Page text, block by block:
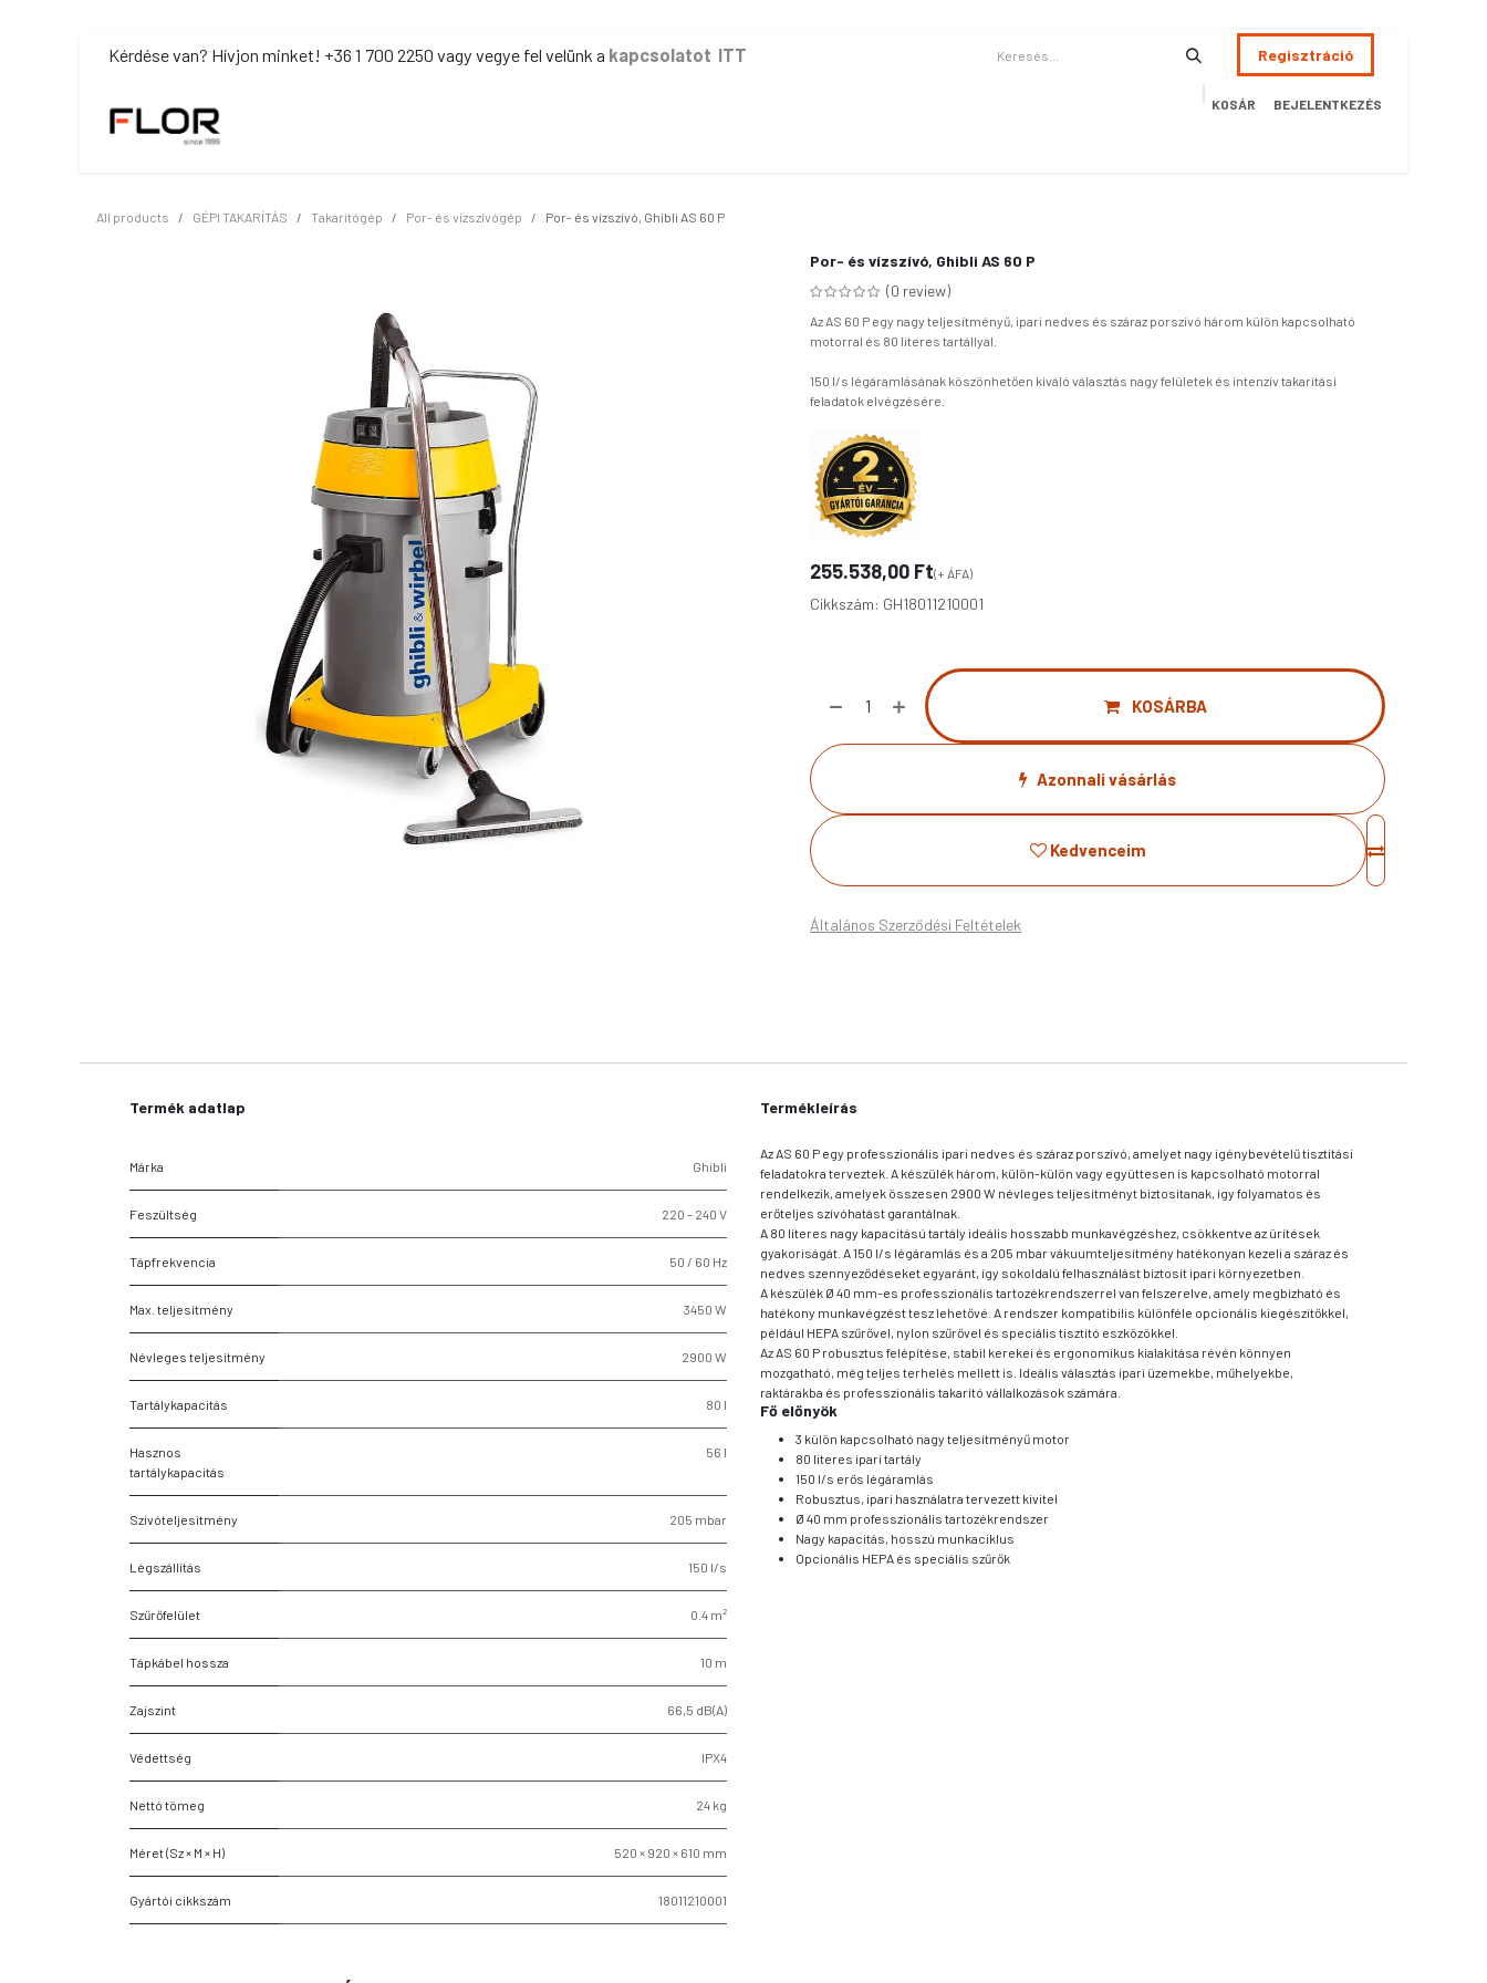
​Kérdése van? Hívjon minket! +36 1 700 2250 vagy vegye fel velünk a kapcsolatot ITT Regisztráció
KOSÁR BEJELENTKEZÉS
All products GÉPI TAKARÍTÁS Takarítógép Por- és vízszívógép Por- és vízszívó, Ghibli AS 60 P
Por- és vízszívó, Ghibli AS 60 P
(0 review)
Az AS 60 P egy nagy teljesítményű, ipari nedves és száraz porszívó három külön kapcsolható
motorral és 80 literes tartállyal.
150 l/s légáramlásának köszönhetően kiváló választás nagy felületek és intenzív takarítási
feladatok elvégzésére.
255.538,00 Ft(+ ÁFA)
Cikkszám: GH18011210001
KOSÁRBA
Azonnali vásárlás
Kedvenceim
Általános Szerződési Feltételek
Termék adatlap
Márka Ghibli
Feszültség 220 - 240 V
Tápfrekvencia 50 / 60 Hz
Max. teljesítmény 3450 W
Névleges teljesítmény 2900 W
Tartálykapacitás 80 l
Hasznos
tartálykapacitás
56 l
Szívóteljesítmény 205 mbar
Légszállítás 150 l/s
Szűrőfelület 0.4 m²
Tápkábel hossza 10 m
Zajszint 66,5 dB(A)
Védettség IPX4
Nettó tömeg 24 kg
Méret (Sz × M × H) 520 × 920 × 610 mm
Gyártói cikkszám 18011210001
Termékleírás
Az AS 60 P egy professzionális ipari nedves és száraz porszívó, amelyet nagy igénybevételű tisztítási
feladatokra terveztek. A készülék három, külön-külön vagy együttesen is kapcsolható motorral
rendelkezik, amelyek összesen 2900 W névleges teljesítményt biztosítanak, így folyamatos és
erőteljes szívóhatást garantálnak.
A 80 literes nagy kapacitású tartály ideális hosszabb munkavégzéshez, csökkentve az ürítések
gyakoriságát. A 150 l/s légáramlás és a 205 mbar vákuumteljesítmény hatékonyan kezeli a száraz és
nedves szennyeződéseket egyaránt, így sokoldalú felhasználást biztosít ipari környezetben.
A készülék Ø 40 mm-es professzionális tartozékrendszerrel van felszerelve, amely megbízható és
hatékony munkavégzést tesz lehetővé. A rendszer kompatibilis különféle opcionális kiegészítőkkel,
például HEPA szűrővel, nylon szűrővel és speciális tisztító eszközökkel.
Az AS 60 P robusztus felépítése, stabil kerekei és ergonomikus kialakítása révén könnyen
mozgatható, még teljes terhelés mellett is. Ideális választás ipari üzemekbe, műhelyekbe,
raktárakba és professzionális takarító vállalkozások számára.
Fő előnyök
3 külön kapcsolható nagy teljesítményű motor
80 literes ipari tartály
150 l/s erős légáramlás
Robusztus, ipari használatra tervezett kivitel
Ø 40 mm professzionális tartozékrendszer
Nagy kapacitás, hosszú munkaciklus
Opcionális HEPA és speciális szűrők